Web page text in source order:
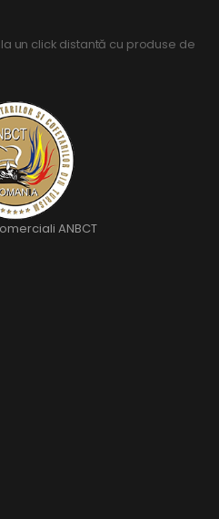
un click distantă cu produse de
ANBCT